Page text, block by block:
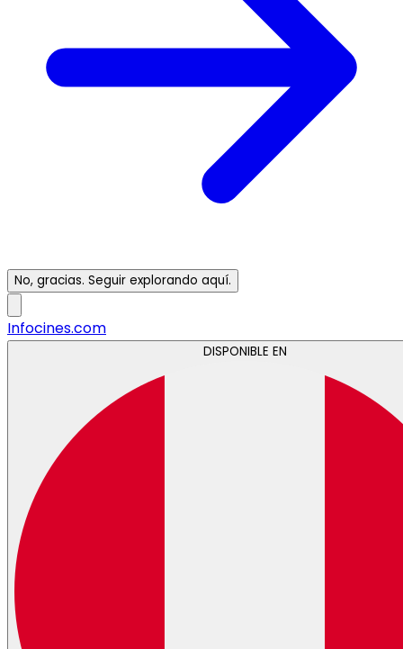
No, gracias. Seguir explorando aquí.
Infocines.com
DISPONIBLE EN